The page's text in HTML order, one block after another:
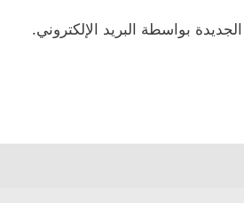
بواسطة البريد الإلكتروني.